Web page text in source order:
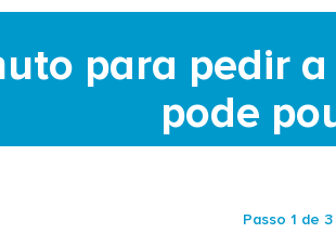
para pedir
pode
Passo 1 de 3